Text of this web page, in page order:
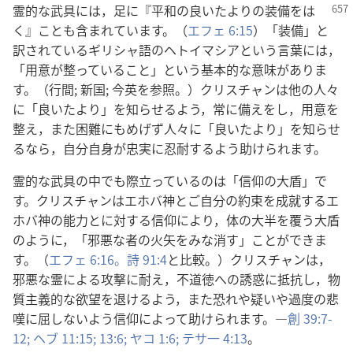
霊的な武具には，足に『平和の良いたよりの装備をは
く』ことも含まれています。（エフェ 6:15）「装備」と
訳されているギリシャ語のヘトイマシアという言葉には，
「用意が整っていること」という基本的な意味がありま
す。（行間; 新国; 今英を参照。）クリスチャンは他の人々
に「良いたより」を知らせるよう，常に備えをし，用意を
整え，また困難にもめげず人々に「良いたより」を知らせ
るなら，自分自身が忠実に忍耐するよう助けられます。
霊的な武具の中でも際立っているのは「信仰の大盾」で
す。クリスチャンはエホバ神とご自分の約束を成就するエ
ホバ神の能力とに対する信仰により，体の大半を覆う大盾
のように，「邪悪な者の火矢をみな消す」ことができま
す。（エフェ 6:16。 詩 91:4と比較。）クリスチャンは，
邪悪な霊による攻撃に耐え，不道徳への誘惑に抵抗し，物
質主義的な欲望を退けるよう，また恐れや疑いや過度の悲
嘆に屈しないよう信仰によって助けられます。―創 39:7-
12; ヘブ 11:15; 13:6; ヤコ 1:6; テサ一 4:13。